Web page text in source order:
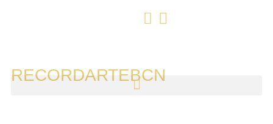
RECORDARTEBCN